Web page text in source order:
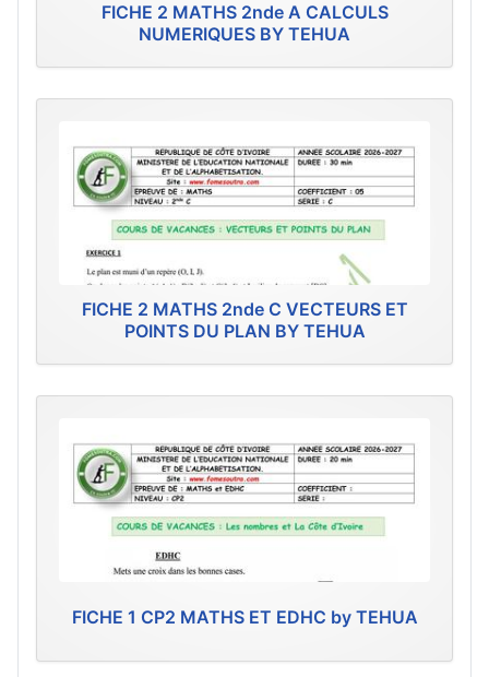
FICHE 2 MATHS 2nde A CALCULS
NUMERIQUES BY TEHUA
FICHE 2 MATHS 2nde C VECTEURS ET
POINTS DU PLAN BY TEHUA
FICHE 1 CP2 MATHS ET EDHC by TEHUA